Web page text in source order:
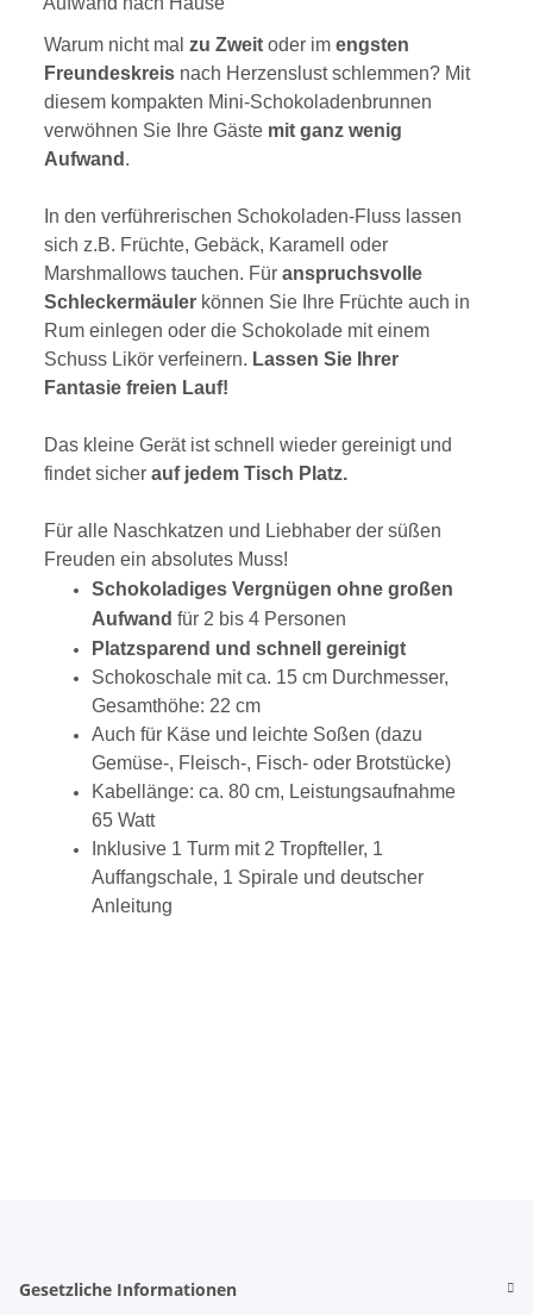
Warum nicht mal zu Zweit oder im engsten
Freundeskreis nach Herzenslust schlemmen? Mit
diesem kompakten Mini-Schokoladenbrunnen
verwöhnen Sie Ihre Gäste mit ganz wenig
Aufwand .
In den verführerischen Schokoladen-Fluss lassen
sich z.B. Früchte, Gebäck, Karamell oder
Marshmallows tauchen. Für anspruchsvolle
Schleckermäuler können Sie Ihre Früchte auch in
Rum einlegen oder die Schokolade mit einem
Schuss Likör verfeinern. Lassen Sie Ihrer
Fantasie freien Lauf!
Das kleine Gerät ist schnell wieder gereinigt und
findet sicher auf jedem Tisch Platz.
Für alle Naschkatzen und Liebhaber der süßen
Freuden ein absolutes Muss!
Schokoladiges Vergnügen ohne großen
Aufwand für 2 bis 4 Personen
Platzsparend und schnell gereinigt
Schokoschale mit ca. 15 cm Durchmesser,
Gesamthöhe: 22 cm
Auch für Käse und leichte Soßen (dazu
Gemüse-, Fleisch-, Fisch- oder Brotstücke)
Kabellänge: ca. 80 cm, Leistungsaufnahme
65 Watt
Inklusive 1 Turm mit 2 Tropfteller, 1
Auffangschale, 1 Spirale und deutscher
Anleitung
Gesetzliche Informationen